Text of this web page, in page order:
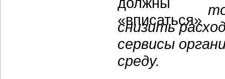
снизить
сервисы
среду.